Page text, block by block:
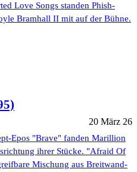
Love Songs standen Phish-
Bramhall II mit auf der Bühne.
20 März 26
Epos "Brave" fanden Marillion
ihrer Stücke. "Afraid Of
Mischung aus Breitwand-